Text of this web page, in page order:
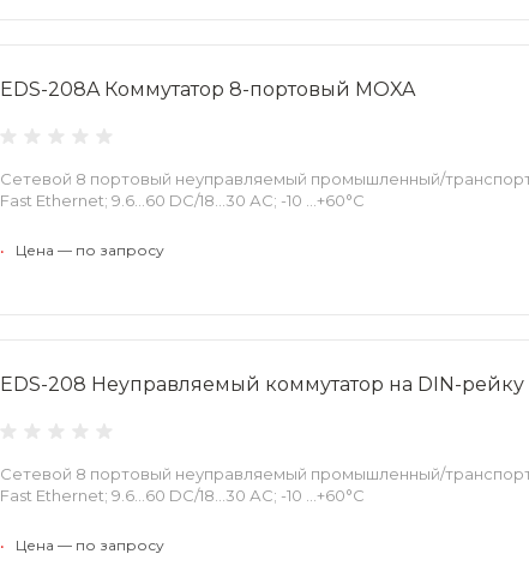
EDS-208A Коммутатор 8-портовый MOXA
Сетевой 8 портовый неуправляемый промышленный/
Fast Ethernet; 9.6...60 DC/18...30 АС; -10 ...+60°С
• Цена — по запросу
EDS-208 Неуправляемый коммутатор на DIN-рейку
Сетевой 8 портовый неуправляемый промышленный/
Fast Ethernet; 9.6...60 DC/18...30 АС; -10 ...+60°С
• Цена — по запросу